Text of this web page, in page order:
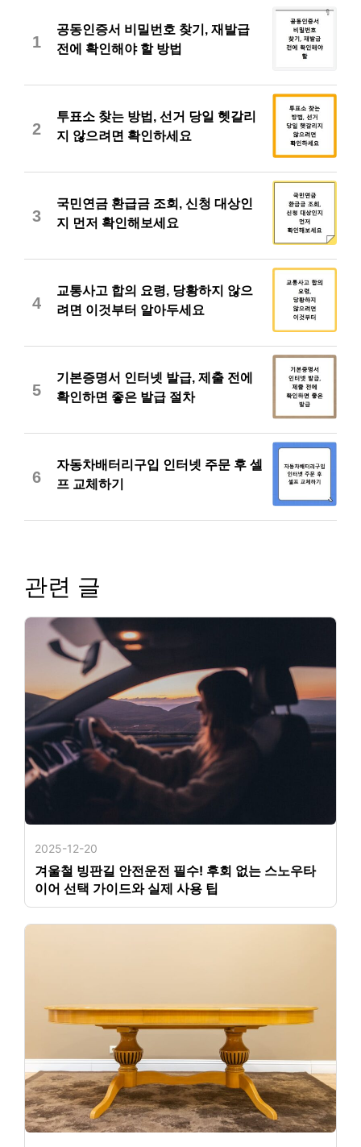
1
공동인증서 비밀번호 찾기, 재발급
전에 확인해야 할 방법
2
투표소 찾는 방법, 선거 당일 헷갈리
지 않으려면 확인하세요
3
국민연금 환급금 조회, 신청 대상인
지 먼저 확인해보세요
4
교통사고 합의 요령, 당황하지 않으
려면 이것부터 알아두세요
5
기본증명서 인터넷 발급, 제출 전에
확인하면 좋은 발급 절차
6
자동차배터리구입 인터넷 주문 후 셀
프 교체하기
관련 글
2025-12-20
겨울철 빙판길 안전운전 필수! 후회 없는 스노우타
이어 선택 가이드와 실제 사용 팁